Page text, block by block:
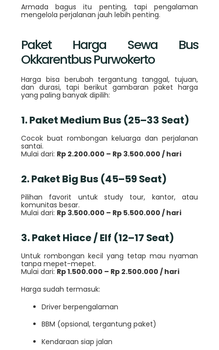
Armada bagus itu penting, tapi pengalaman
mengelola perjalanan jauh lebih penting.
Paket Harga Sewa Bus
Okkarentbus Purwokerto
Harga bisa berubah tergantung tanggal, tujuan,
dan durasi, tapi berikut gambaran paket harga
yang paling banyak dipilih:
1. Paket Medium Bus (25–33 Seat)
Cocok buat rombongan keluarga dan perjalanan
santai.
Mulai dari: Rp 2.200.000 – Rp 3.500.000 / hari
2. Paket Big Bus (45–59 Seat)
Pilihan favorit untuk study tour, kantor, atau
komunitas besar.
Mulai dari: Rp 3.500.000 – Rp 5.500.000 / hari
3. Paket Hiace / Elf (12–17 Seat)
Untuk rombongan kecil yang tetap mau nyaman
tanpa mepet-mepet.
Mulai dari: Rp 1.500.000 – Rp 2.500.000 / hari
Harga sudah termasuk:
Driver berpengalaman
BBM (opsional, tergantung paket)
Kendaraan siap jalan